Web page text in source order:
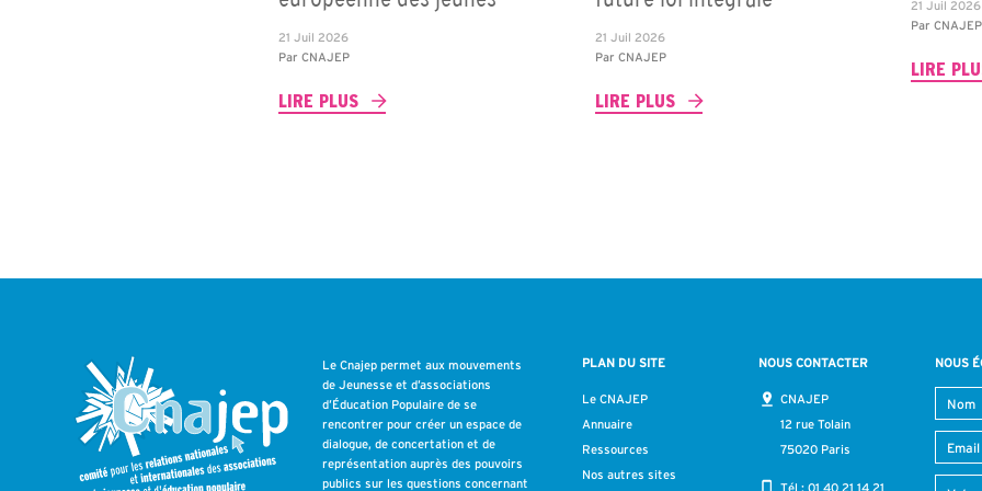
21 Juil 2026
ParCNAJEP
LIRE PLUS
21 Juil 2026
Par CNAJEP
LIRE PLUS
21 Juil 2026
ParCNAJEP
LIRE
Le Cnajep permet aux mouvements
de Jeunesse et d’associations
d’Éducation Populaire de se
rencontrer pour créer un espace de
dialogue, de concertation et de
représentation auprès des pouvoirs
publics sur les questions concernant
PLAN DU SITE
Le CNAJEP
Annuaire
Ressources
Nos autres sites
NOUS CONTACTER
CNAJEP
12 rue Tolain
75020 Paris
Tél : 01 40 21 14 21
NOUS